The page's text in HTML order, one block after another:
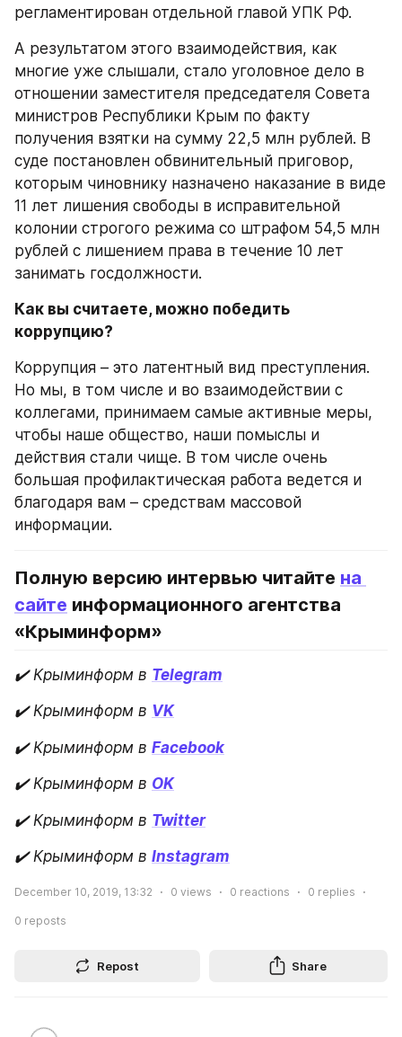
регламентирован отдельной главой УПК РФ.
А результатом этого взаимодействия, как
многие уже слышали, стало уголовное дело в
отношении заместителя председателя Совета
министров Республики Крым по факту
получения взятки на сумму 22,5 млн рублей. В
суде постановлен обвинительный приговор,
которым чиновнику назначено наказание в виде
11 лет лишения свободы в исправительной
колонии строгого режима со штрафом 54,5 млн
рублей с лишением права в течение 10 лет
занимать госдолжности.
Как вы считаете, можно победить
коррупцию?
Коррупция – это латентный вид преступления.
Но мы, в том числе и во взаимодействии с
коллегами, принимаем самые активные меры,
чтобы наше общество, наши помыслы и
действия стали чище. В том числе очень
большая профилактическая работа ведется и
благодаря вам – средствам массовой
информации.
Полную версию интервью читайте на
сайте информационного агентства
«Крыминформ»
✔️ Крыминформ в Telegram
✔️ Крыминформ в VK
✔️ Крыминформ в Facebook
✔️ Крыминформ в OK
✔️ Крыминформ в Twitter
✔️ Крыминформ в Instagram
December 10, 2019, 13:32 0 views 0 reactions 0 replies
0 reposts
Repost Share